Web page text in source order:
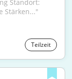
Stärken..."
Teilzeit